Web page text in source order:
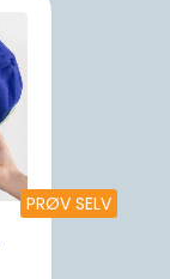
PRØV SELV